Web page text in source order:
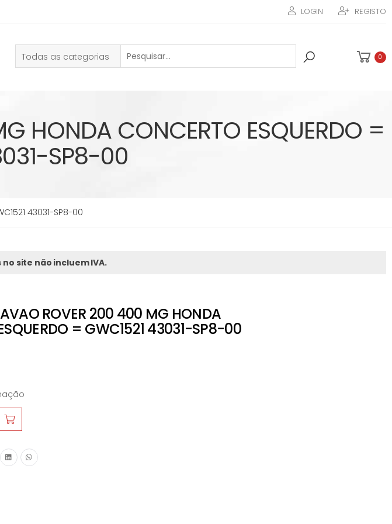
LOGIN REGISTO
0
Todas as categorias
HONDA CONCERTO ESQUERDO =
SP8-00
43031-SP8-00
site não incluem IVA.
ROVER 200 400 MG HONDA
= GWC1521 43031-SP8-00